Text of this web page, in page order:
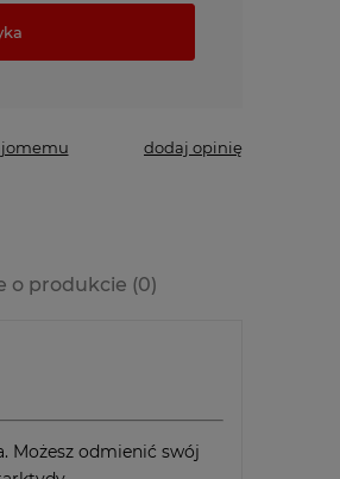
dodaj opinię
o produkcie (0)
Możesz odmienić swój